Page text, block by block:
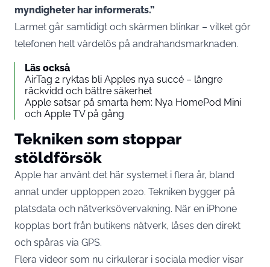
myndigheter har informerats.”
Larmet går samtidigt och skärmen blinkar – vilket gör
telefonen helt värdelös på andrahandsmarknaden.
Läs också
AirTag 2 ryktas bli Apples nya succé – längre
räckvidd och bättre säkerhet
Apple satsar på smarta hem: Nya HomePod Mini
och Apple TV på gång
Tekniken som stoppar
stöldförsök
Apple har använt det här systemet i flera år, bland
annat under upploppen 2020. Tekniken bygger på
platsdata och nätverksövervakning. När en iPhone
kopplas bort från butikens nätverk, låses den direkt
och spåras via GPS.
Flera videor som nu cirkulerar i sociala medier visar